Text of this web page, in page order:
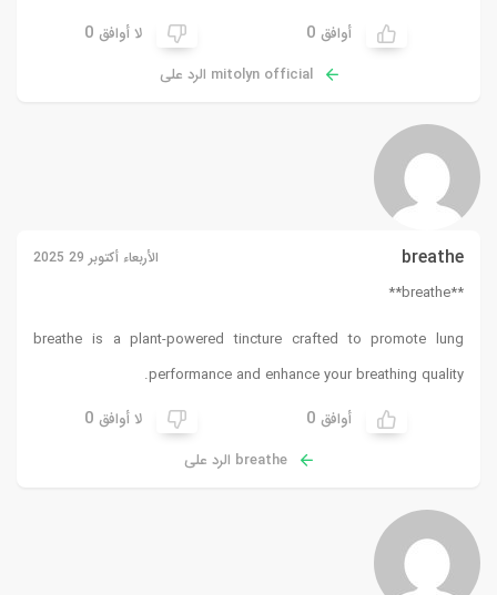
أوافق 0 لا أوافق 0
mitolyn official الرد على
breathe الأربعاء أكتوبر 29 2025
**breathe**
breathe is a plant-powered tincture crafted to promote lung
performance and enhance your breathing quality.
أوافق 0 لا أوافق 0
breathe الرد على